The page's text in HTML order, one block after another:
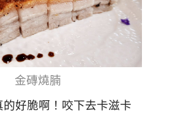
金磚燒腩
好脆啊！咬下去卡滋卡